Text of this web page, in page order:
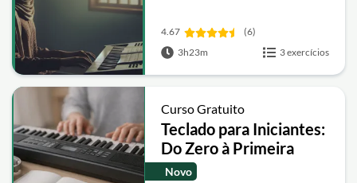
4.67
(6)
3h23m
3 exercícios
Curso Gratuito
Teclado para Iniciantes:
Do Zero à Primeira
Música
Novo